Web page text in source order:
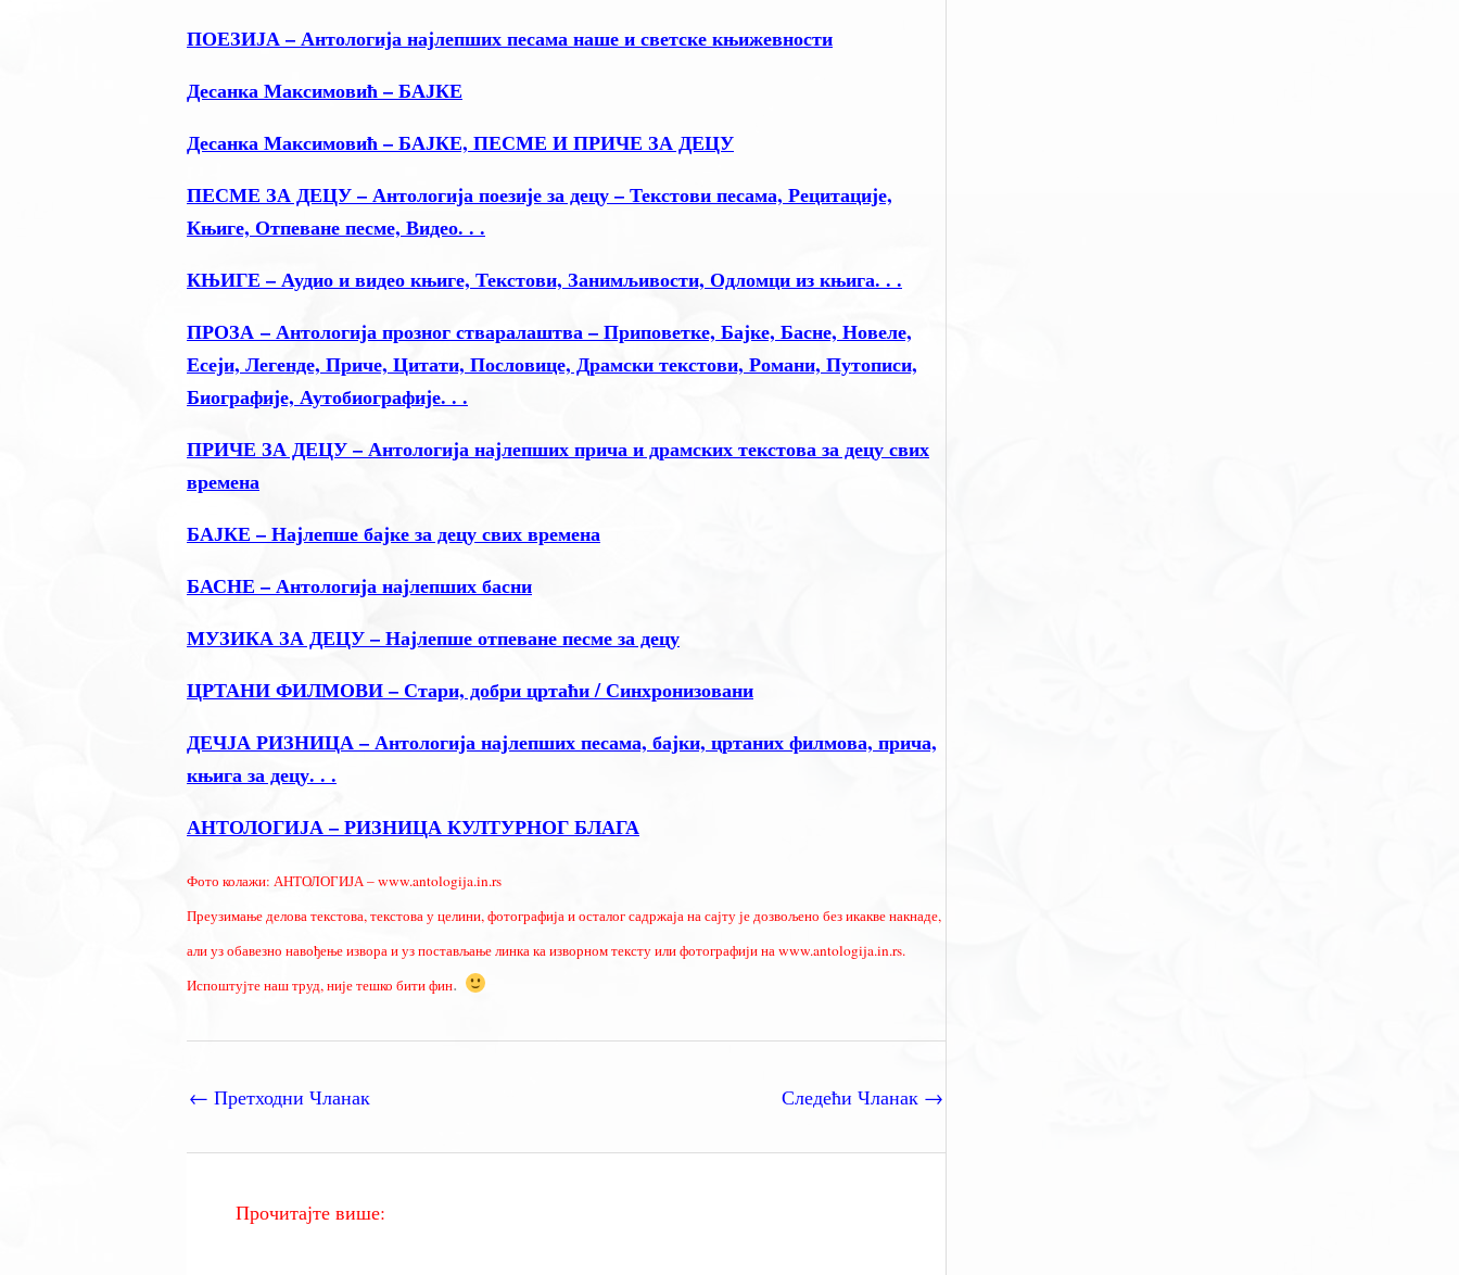
ПОЕЗИЈА – Антологија најлепших песама наше и светске књижевности
Десанка Максимовић – БАЈКЕ
Десанка Максимовић – БАЈКЕ, ПЕСМЕ И ПРИЧЕ ЗА ДЕЦУ
ПЕСМЕ ЗА ДЕЦУ – Антологија поезије за децу – Текстови песама, Рецитације,
Књиге, Отпеване песме, Видео. . .
КЊИГЕ – Аудио и видео књиге, Текстови, Занимљивости, Одломци из књига. . .
ПРОЗА – Антологија прозног стваралаштва – Приповетке, Бајке, Басне, Новеле,
Есеји, Легенде, Приче, Цитати, Пословице, Драмски текстови, Романи, Путописи,
Биографије, Аутобиографије. . .
ПРИЧЕ ЗА ДЕЦУ – Антологија најлепших прича и драмских текстова за децу свих
времена
БАЈКЕ – Најлепше бајке за децу свих времена
БАСНЕ – Антологија најлепших басни
МУЗИКА ЗА ДЕЦУ – Најлепше отпеване песме за децу
ЦРТАНИ ФИЛМОВИ – Стари, добри цртаћи / Синхронизовани
ДЕЧЈА РИЗНИЦА – Антологија најлепших песама, бајки, цртаних филмова, прича,
књига за децу. . .
АНТОЛОГИЈА – РИЗНИЦА КУЛТУРНОГ БЛАГА
Фото колажи: АНТОЛОГИЈА – www.antologija.in.rs
Преузимање делова текстова, текстова у целини, фотографија и осталог садржаја на сајту је дозвољено без икакве накнаде,
али уз обавезно навођење извора и уз постављање линка ка изворном тексту или фотографији на www.antologija.in.rs.
Испоштујте наш труд, није тешко бити фин.
← Претходни Чланак Следећи Чланак →
Прочитајте више: